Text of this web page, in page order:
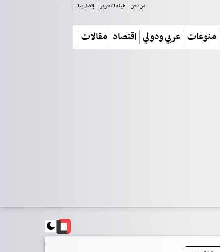
من نحن هيئة التحرير إتصل بنا
منوعات عربي ودولي اقتصاد مقالات